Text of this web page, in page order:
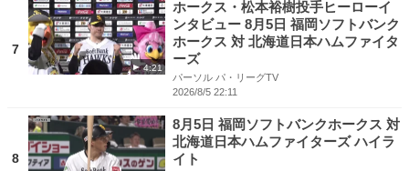
7
4:21
ホークス・松本裕樹投手ヒーローイ
ンタビュー 8月5日 福岡ソフトバンク
ホークス 対 北海道日本ハムファイタ
ーズ
パーソル パ・リーグTV
2026/8/5 22:11
8
8月5日 福岡ソフトバンクホークス 対
北海道日本ハムファイターズ ハイラ
イト